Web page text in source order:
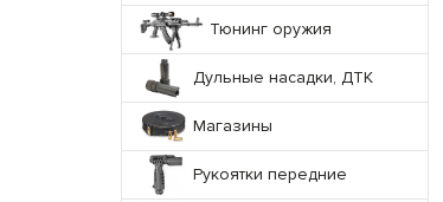
Тюнинг оружия
Дульные насадки, ДТК
Магазины
Рукоятки передние